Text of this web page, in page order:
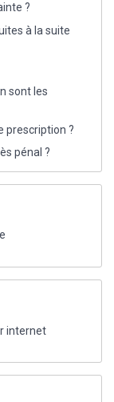
?
à la suite
sont les
prescription ?
pénal ?
internet